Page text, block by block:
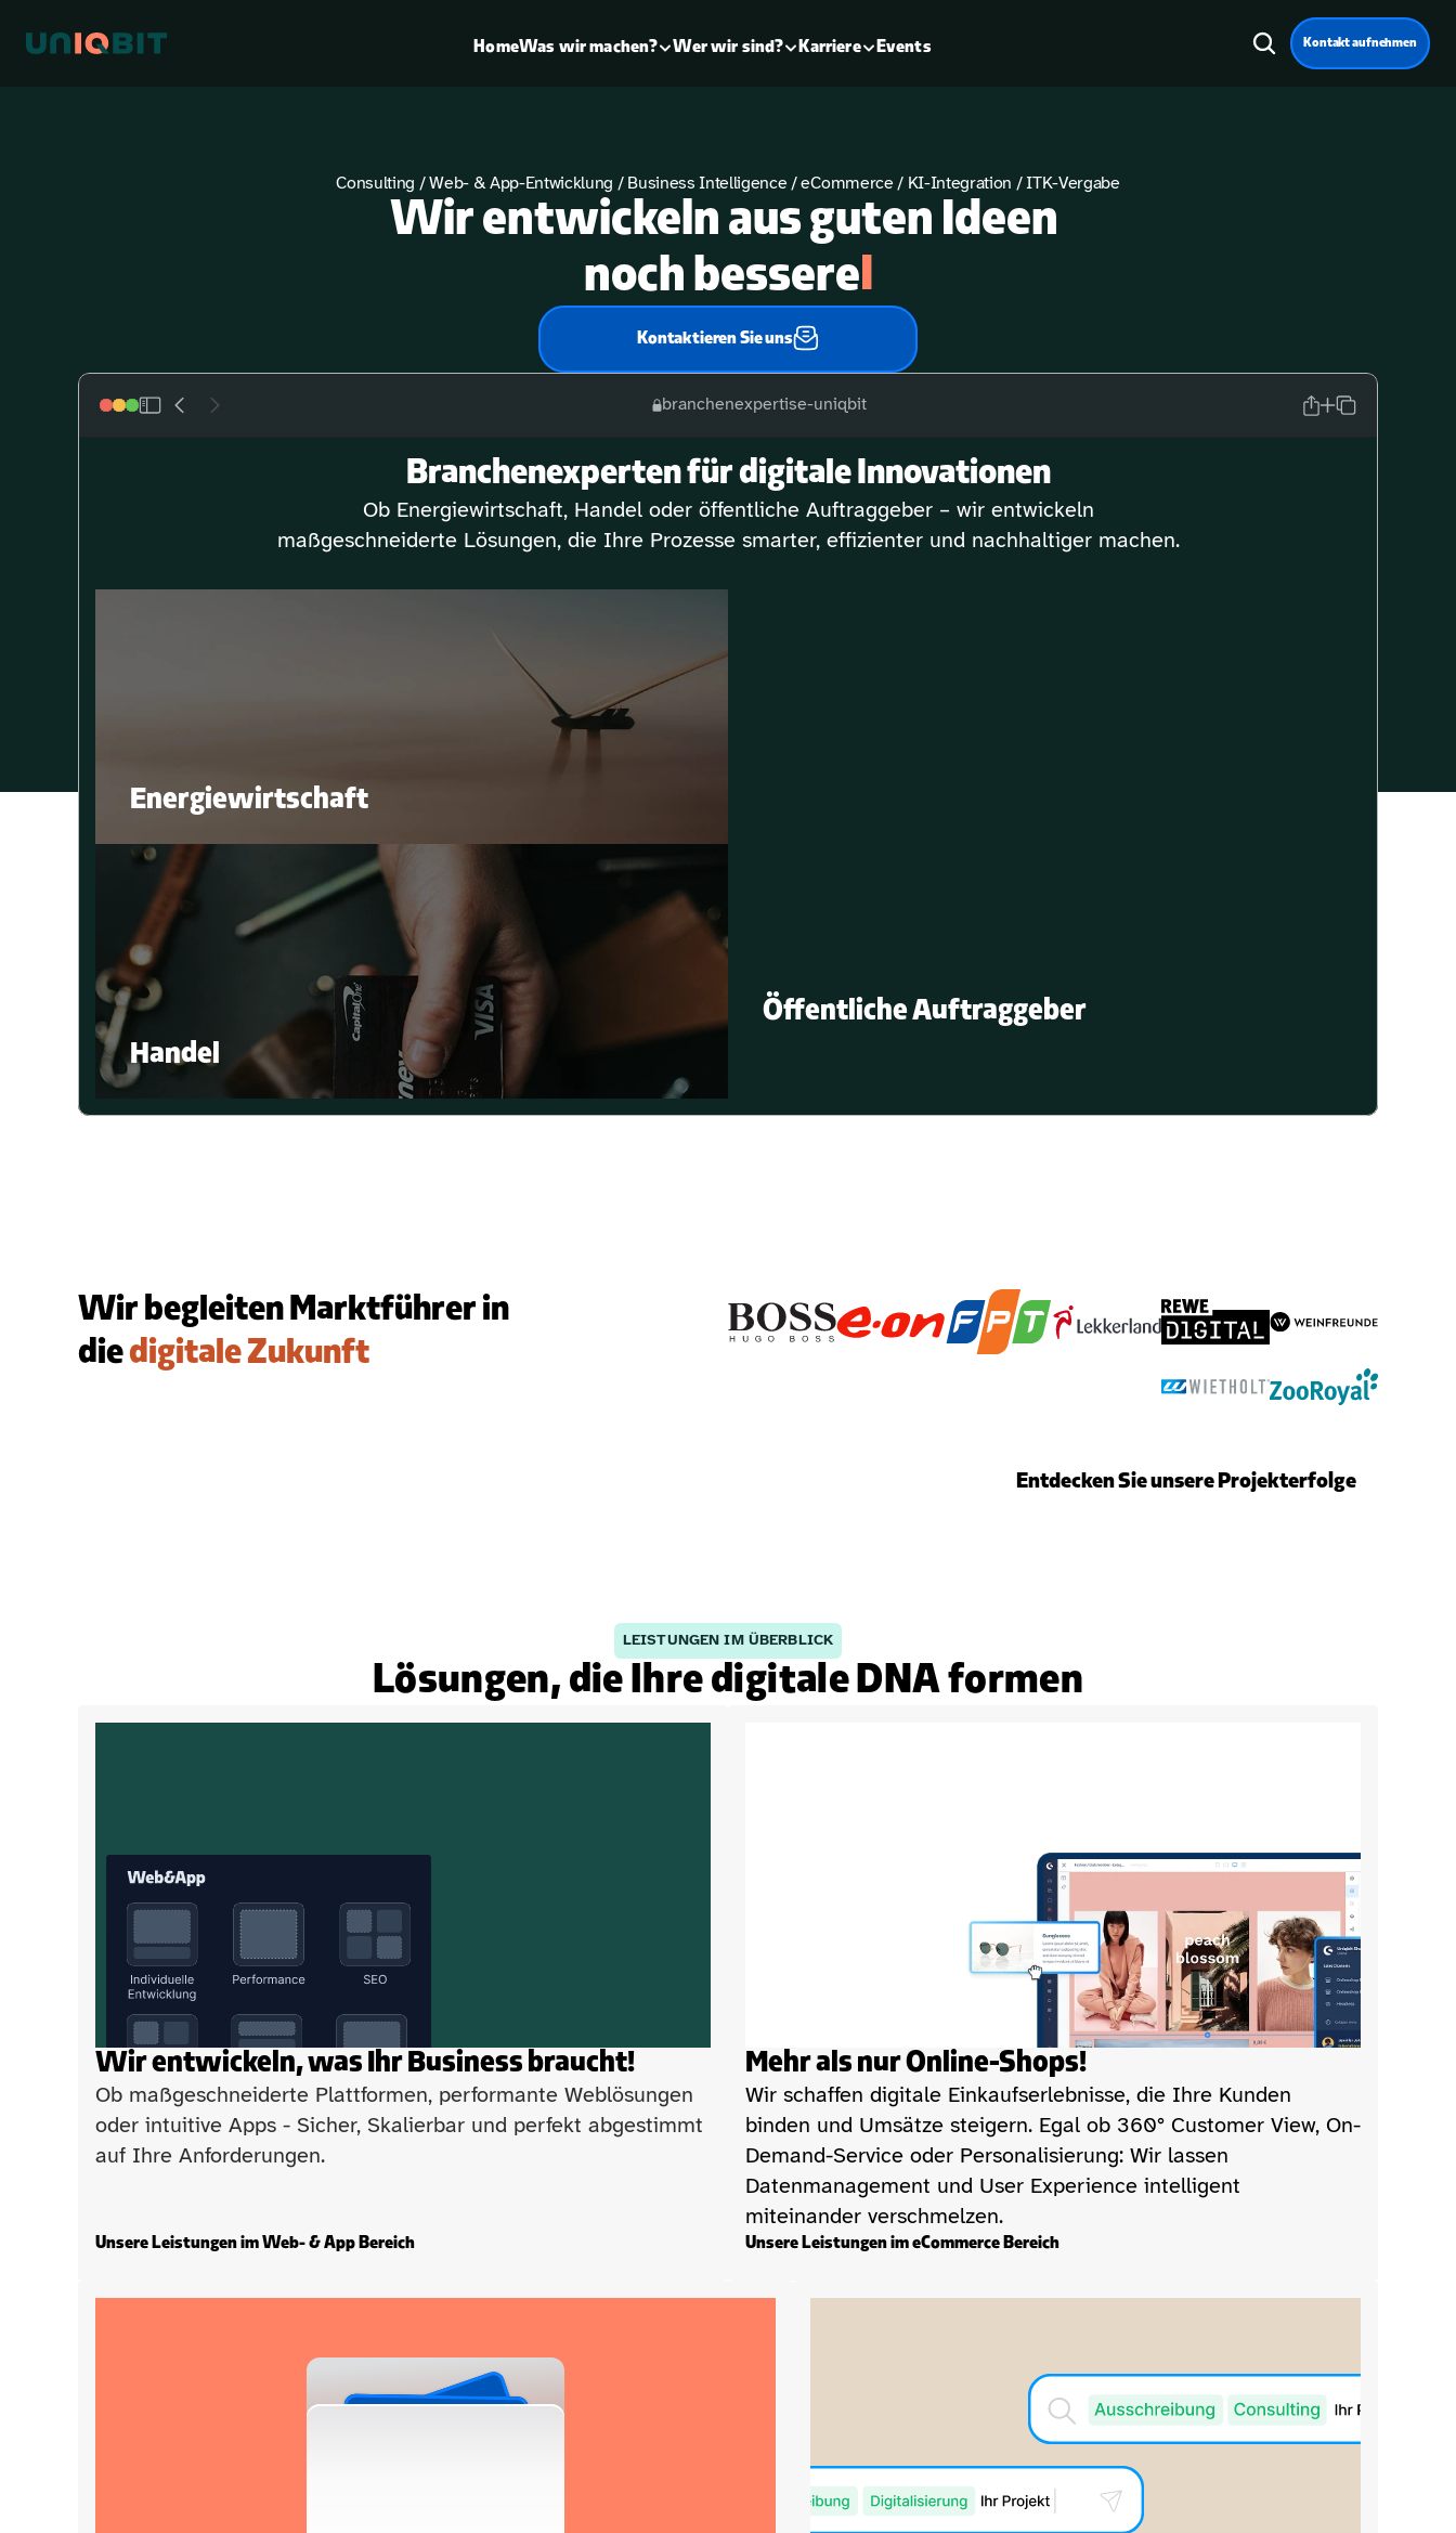
HomeWas wir machen? Wer wir sind? Karriere Events Kontakt aufnehmen
Consulting / Web- & App-Entwicklung / Business Intelligence / eCommerce / KI-Integration / ITK-Vergabe
Wir entwickeln aus guten Ideen
noch bessereI
Kontaktieren Sie uns
branchenexpertise-uniqbit
Branchenexperten für digitale Innovationen
Ob Energiewirtschaft, Handel oder öffentliche Auftraggeber – wir entwickeln
maßgeschneiderte Lösungen, die Ihre Prozesse smarter, effizienter und nachhaltiger machen.
Energiewirtschaft
Handel
Öffentliche Auftraggeber
Wir begleiten Marktführer in
die digitale Zukunft
Entdecken Sie unsere Projekterfolge
LEISTUNGEN IM ÜBERBLICK
Lösungen, die Ihre digitale DNA formen
Wir entwickeln, was Ihr Business braucht!
Ob maßgeschneiderte Plattformen, performante Weblösungen
oder intuitive Apps - Sicher, Skalierbar und perfekt abgestimmt
auf Ihre Anforderungen.
Unsere Leistungen im Web- & App Bereich
Shopware
Magento
commercetools
Mehr als nur Online-Shops!
Wir schaffen digitale Einkaufserlebnisse, die Ihre Kunden
binden und Umsätze steigern. Egal ob 360° Customer View, On-
Demand-Service oder Personalisierung: Wir lassen
Datenmanagement und User Experience intelligent
miteinander verschmelzen.
Unsere Leistungen im eCommerce Bereich
Ihr Projekt